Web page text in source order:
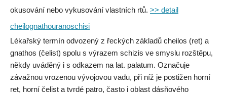
okusování nebo vykusování vlastních rtů. >> detail
cheilognathouranoschisi
Lékařský termín odvozený z řeckých základů cheilos (ret) a
gnathos (čelist) spolu s výrazem schizis ve smyslu rozštěpu,
někdy uváděný i s odkazem na lat. palatum. Označuje
závažnou vrozenou vývojovou vadu, při níž je postižen horní
ret, horní čelist a tvrdé patro, často i oblast dásňového